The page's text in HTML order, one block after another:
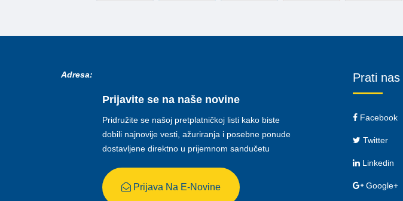
Adresa:
Prijavite se na naše novine
Pridružite se našoj pretplatničkoj listi kako biste
dobili najnovije vesti, ažuriranja i posebne ponude
dostavljene direktno u prijemnom sandučetu
Prijava Na E-Novine
Prati nas
Facebook
Twitter
Linkedin
Google+